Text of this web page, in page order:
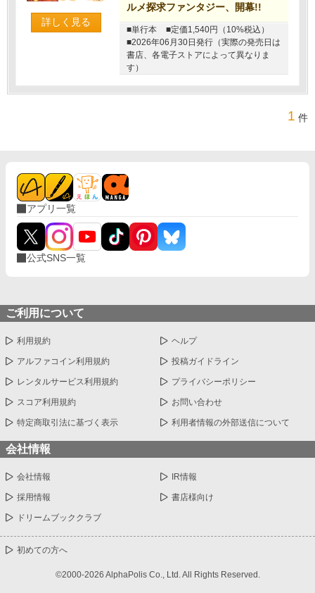
詳しく見る
ルメ探求ファンタジー、開幕!!
■単行本
■定価1,540円（10%税込）
■2026年06月30日発行（実際の発売日は
書店、各電子ストアによって異なりま
す）
1 件
アプリ一覧
公式SNS一覧
ご利用について
利用規約 ヘルプ
アルファコイン利用規約 投稿ガイドライン
レンタルサービス利用規約 プライバシーポリシー
スコア利用規約 お問い合わせ
特定商取引法に基づく表示 利用者情報の外部送信について
会社情報
会社情報 IR情報
採用情報 書店様向け
ドリームブッククラブ
初めての方へ
©2000-2026 AlphaPolis Co., Ltd. All Rights Reserved.